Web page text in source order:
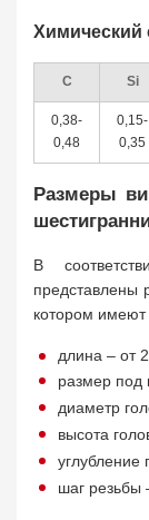
Химический
C Si
0,38-
0,48
0,15-
0,35
Размеры
В
представлены
котором
длина – от
размер под
диаметр
высота
шаг резьбы